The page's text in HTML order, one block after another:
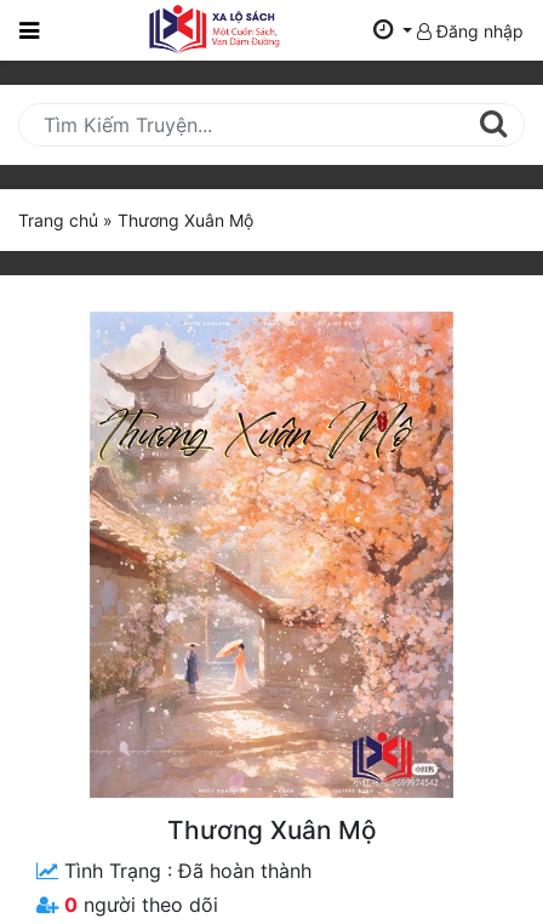
Trang
Mới
Cập
Nhật
(current)
Truyện Mới Ra
Hoàn Thành
Truyện Convert
Truyện Dịch
Truyện Nhập Môn
Xa Lộ Dịch
Đăng nhập
Trang chủ » Thương Xuân Mộ
Thương Xuân Mộ
Tình Trạng :Đã hoàn thành
0 người theo dõi